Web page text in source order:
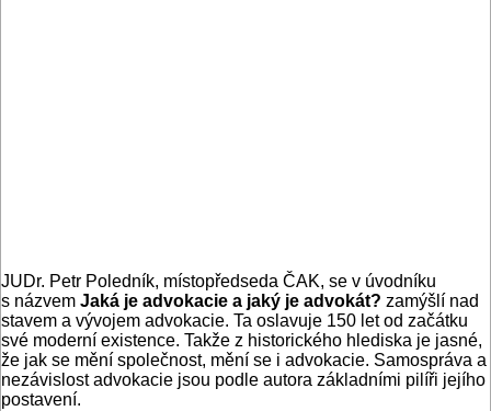
JUDr. Petr Poledník, místopředseda ČAK, se v úvodníku
s názvem Jaká je advokacie a jaký je advokát? zamýšlí nad
stavem a vývojem advokacie. Ta oslavuje 150 let od začátku
své moderní existence. Takže z historického hlediska je jasné,
že jak se mění společnost, mění se i advokacie. Samospráva a
nezávislost advokacie jsou podle autora základními pilíři jejího
postavení.